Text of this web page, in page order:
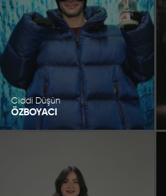
Ciddi Düşün
ÖZBOYACI